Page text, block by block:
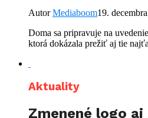
AutorMediaboom19.
Doma sa pripravuje na
ktorá dokázala prežiť aj tie
Aktuality
Zmenené logo